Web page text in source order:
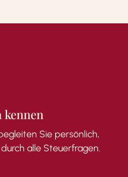
kennen
Sie persönlich,
durch alle Steuerfragen.